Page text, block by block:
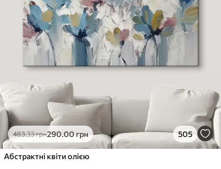
483.33грн290.00грн 505
Абстрактні квіти олією